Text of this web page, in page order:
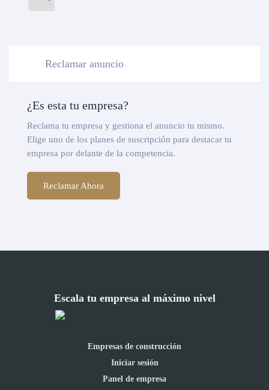
Reclamar anuncio
¿Es esta tu empresa?
Reclama tu empresa y gestiona el anuncio tu mismo.
Elige uno de los planes de suscripción para destacar tu
empresa por delante de la competencia.
Reclamar Ahora
Escala tu empresa al máximo nivel
Empresas de construcción
Iniciar sesión
Panel de empresa